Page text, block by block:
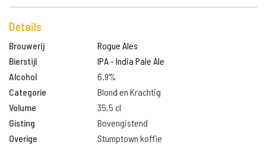
Details
Brouwerij
Rogue Ales
Bierstijl
IPA - India Pale Ale
Alcohol
6.9%
Categorie
Blond en Krachtig
Volume
35,5 cl
Gisting
Bovengistend
Overige
Stumptown koffie